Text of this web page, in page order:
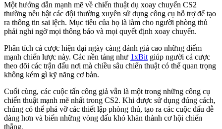
Một hướng dẫn mạnh mẽ về chiến thuật dụ xoay chuyển CS2
thường nêu bật các đội thường xuyên sử dụng công cụ hỗ trợ để tạo
ra thông tin sai lệch. Mục tiêu của họ là làm cho người phòng thủ
phải nghi ngờ mọi thông báo và mọi quyết định xoay chuyển.
Phân tích cá cược hiện đại ngày càng đánh giá cao những điểm
mạnh chiến lược này. Các nền tảng như 1xBitgiúp người cá cược
theo dõi các trận đấu nơi mà chiều sâu chiến thuật có thể quan trọng
không kém gì kỹ năng cơ bản.
Cuối cùng, các cuộc tấn công giả vẫn là một trong những công cụ
chiến thuật mạnh mẽ nhất trong CS2. Khi được sử dụng đúng cách,
chúng có thể phá vỡ các thiết lập phòng thủ, tạo ra các cuộc đấu dễ
dàng hơn và biến những vòng đấu khó khăn thành cơ hội chiến
thắng.